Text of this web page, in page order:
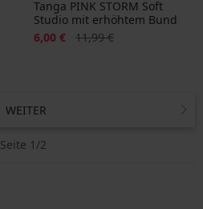
Tanga PINK STORM Soft
Studio mit erhöhtem Bund
Rabatt
6,00 € Alter Preis
11,99 €
WEITER
Seite 1/2